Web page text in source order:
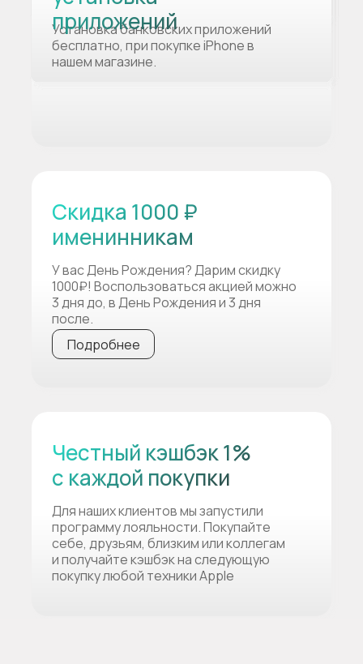
Установка банковских приложений
бесплатно, при покупке iPhone в
нашем магазине.
приложений
Подробнее
Скидка 1000 ₽
именинникам
Для наших клиентов мы запустили
программу лояльности. Покупайте
себе, друзьям, близким или коллегам
и получайте кэшбэк на следующую
покупку любой техники Apple
Честный кэшбэк 1%
с каждой покупки
У вас День Рождения? Дарим скидку
1000₽! Воспользоваться акцией можно
3 дня до, в День Рождения и 3 дня
после.